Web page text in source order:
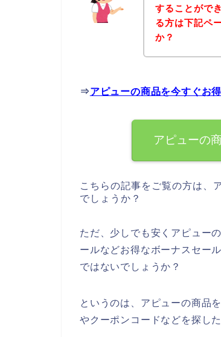
することがで
る方は下記ペ
か？
⇒アピューの商品を今すぐお
アピューの
こちらの記事をご覧の方は、
でしょうか？
ただ、少しでも安くアピュー
ールなどお得なボーナスセー
ではないでしょうか？
というのは、アピューの商品
やクーポンコードなどを探し